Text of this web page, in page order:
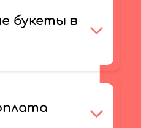
букеты в